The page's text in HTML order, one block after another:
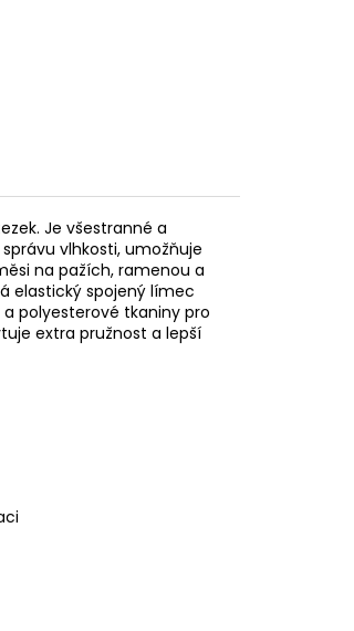
Je všestranné a
vlhkosti, umožňuje
na pažích, ramenou a
elastický spojený límec
polyesterové tkaniny pro
extra pružnost a lepší